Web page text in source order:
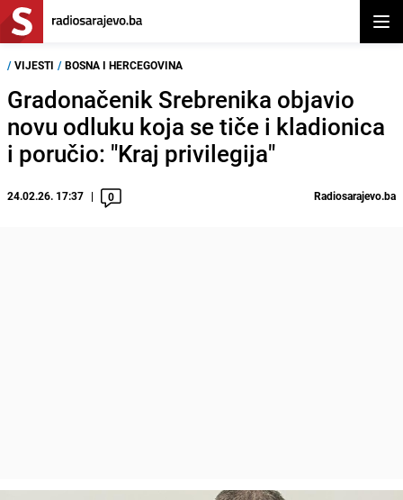
/ VIJESTI / BOSNA I HERCEGOVINA
Gradonačenik Srebrenika objavio
novu odluku koja se tiče i kladionica
i poručio: "Kraj privilegija"
24.02.26. 17:37 0 Radiosarajevo.ba